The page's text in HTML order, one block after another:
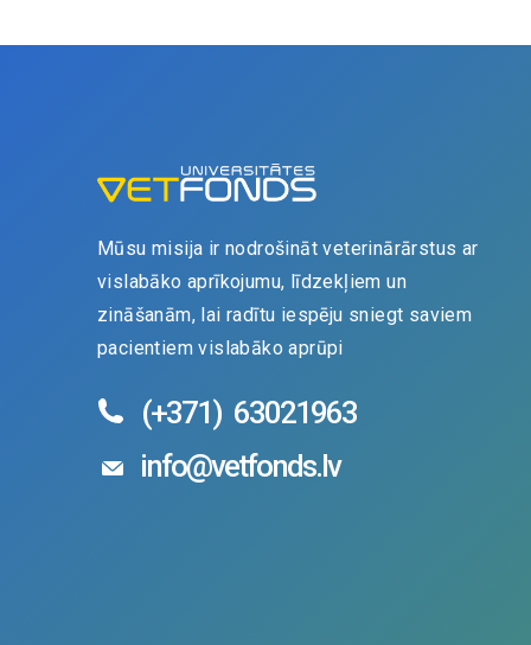
Mūsu misija ir nodrošināt veterinārārstus ar
vislabāko aprīkojumu, līdzekļiem un
zināšanām, lai radītu iespēju sniegt saviem
pacientiem vislabāko aprūpi
(+371) 63021963
info@vetfonds.lv